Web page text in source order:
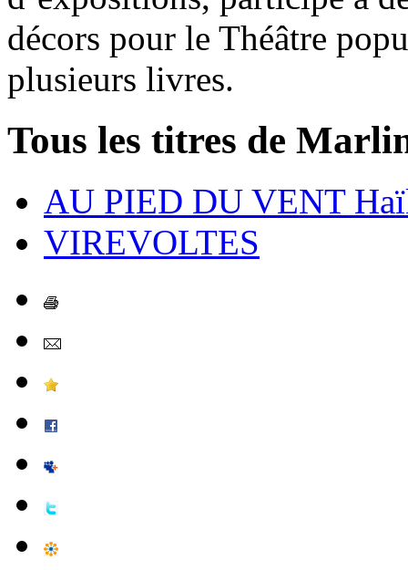
décors pour le Théâtre
plusieurs livres.
Tous les titres de
AU PIED DU VENT
VIREVOLTES